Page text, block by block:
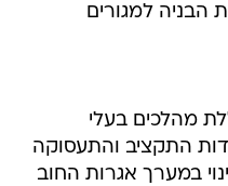
הבניה למגורים
מהלכים בעלי
התקציב והתעסוקה
במערך אגרות החוב